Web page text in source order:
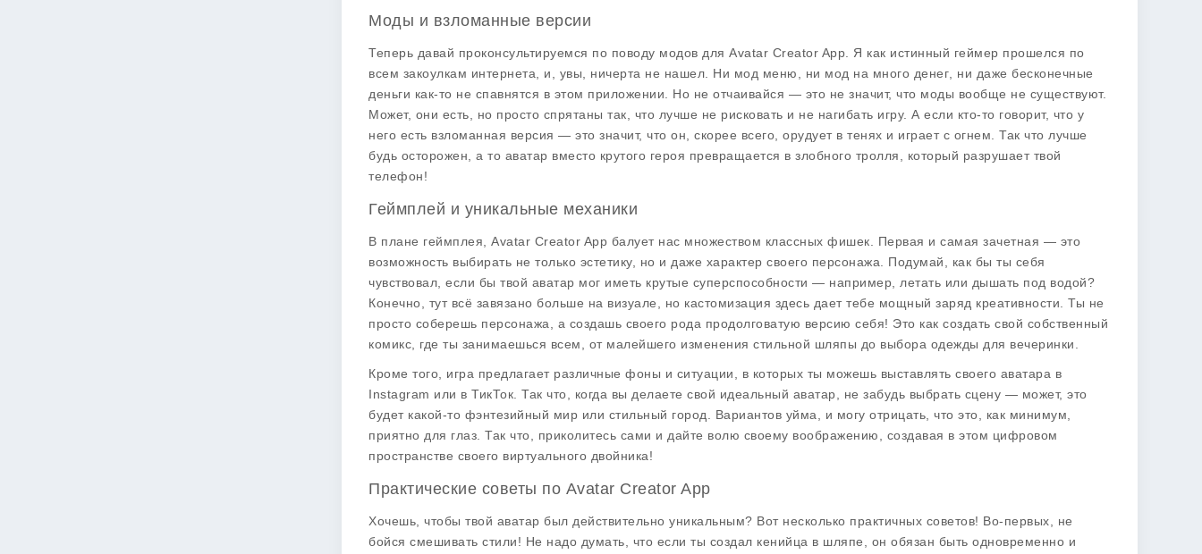
Моды и взломанные версии
Теперь давай проконсультируемся по поводу модов для Avatar Creator App . Я как истинный геймер прошелся по
всем закоулкам интернета, и, увы, ничерта не нашел. Ни мод меню , ни мод на много денег , ни даже бесконечные
деньги как-то не спавнятся в этом приложении. Но не отчаивайся — это не значит, что моды вообще не существуют.
Может, они есть, но просто спрятаны так, что лучше не рисковать и не нагибать игру. А если кто-то говорит, что у
него есть взломанная версия — это значит, что он, скорее всего, орудует в тенях и играет с огнем. Так что лучше
будь осторожен, а то аватар вместо крутого героя превращается в злобного тролля, который разрушает твой
телефон!
Геймплей и уникальные механики
В плане геймплея , Avatar Creator App балует нас множеством классных фишек. Первая и самая зачетная — это
возможность выбирать не только эстетику, но и даже характер своего персонажа. Подумай, как бы ты себя
чувствовал, если бы твой аватар мог иметь крутые суперспособности — например, летать или дышать под водой?
Конечно, тут всё завязано больше на визуале, но кастомизация здесь дает тебе мощный заряд креативности. Ты не
просто соберешь персонажа, а создашь своего рода продолговатую версию себя! Это как создать свой собственный
комикс, где ты занимаешься всем, от малейшего изменения стильной шляпы до выбора одежды для вечеринки.
Кроме того, игра предлагает различные фоны и ситуации, в которых ты можешь выставлять своего аватара в
Instagram или в ТикТок. Так что, когда вы делаете свой идеальный аватар, не забудь выбрать сцену — может, это
будет какой-то фэнтезийный мир или стильный город. Вариантов уйма, и могу отрицать, что это, как минимум,
приятно для глаз. Так что, приколитесь сами и дайте волю своему воображению, создавая в этом цифровом
пространстве своего виртуального двойника!
Практические советы по Avatar Creator App
Хочешь, чтобы твой аватар был действительно уникальным? Вот несколько практичных советов! Во-первых, не
бойся смешивать стили! Не надо думать, что если ты создал кенийца в шляпе, он обязан быть одновременно и